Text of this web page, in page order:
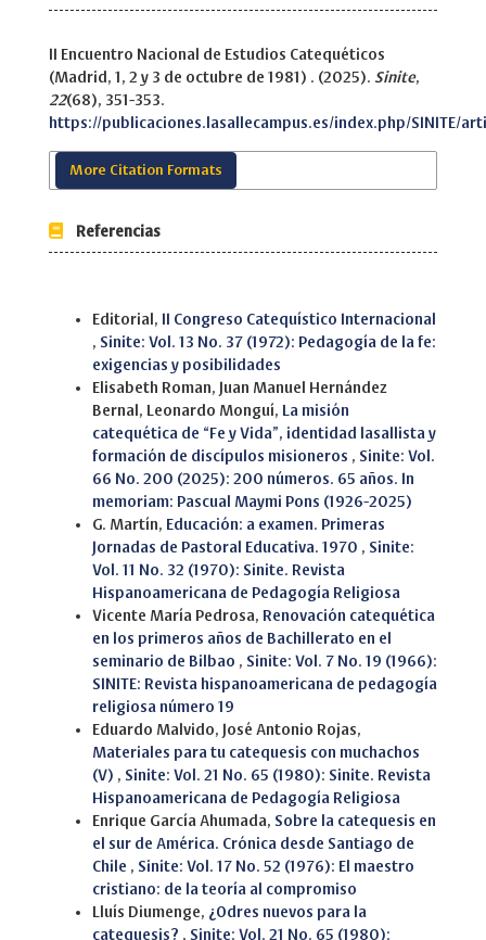
II Encuentro Nacional de Estudios Catequéticos
(Madrid, 1, 2 y 3 de octubre de 1981) . (2025). Sinite,
22(68), 351-353.
https://publicaciones.lasallecampus.es/index.php/SINITE/
More Citation Formats
Referencias
Editorial,
II Congreso Catequístico Internacional
, Sinite: Vol. 13 No. 37 (1972): Pedagogía de la fe:
exigencias y posibilidades
Elisabeth Roman, Juan Manuel Hernández
Bernal, Leonardo Monguí, La misión
catequética de “Fe y Vida”, identidad lasallista y
formación de discípulos misioneros , Sinite: Vol.
66 No. 200 (2025): 200 números. 65 años. In
memoriam: Pascual Maymi Pons (1926-2025)
G. Martín, Educación: a examen. Primeras
Jornadas de Pastoral Educativa. 1970 , Sinite:
Vol. 11 No. 32 (1970): Sinite. Revista
Hispanoamericana de Pedagogía Religiosa
Vicente María Pedrosa, Renovación catequética
en los primeros años de Bachillerato en el
seminario de Bilbao , Sinite: Vol. 7 No. 19 (1966):
SINITE: Revista hispanoamericana de pedagogía
religiosa número 19
Eduardo Malvido, José Antonio Rojas,
Materiales para tu catequesis con muchachos
(V) , Sinite: Vol. 21 No. 65 (1980): Sinite. Revista
Hispanoamericana de Pedagogía Religiosa
Enrique García Ahumada, Sobre la catequesis en
el sur de América. Crónica desde Santiago de
Chile , Sinite: Vol. 17 No. 52 (1976): El maestro
cristiano: de la teoría al compromiso
Lluís Diumenge, ¿Odres nuevos para la
catequesis? , Sinite: Vol. 21 No. 65 (1980):